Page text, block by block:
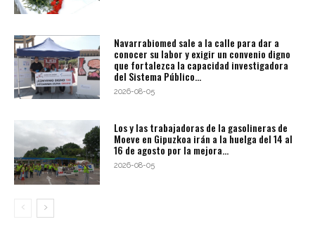
Navarrabiomed sale a la calle para dar a
conocer su labor y exigir un convenio digno
que fortalezca la capacidad investigadora
del Sistema Público...
2026-08-05
Los y las trabajadoras de la gasolineras de
Moeve en Gipuzkoa irán a la huelga del 14 al
16 de agosto por la mejora...
2026-08-05